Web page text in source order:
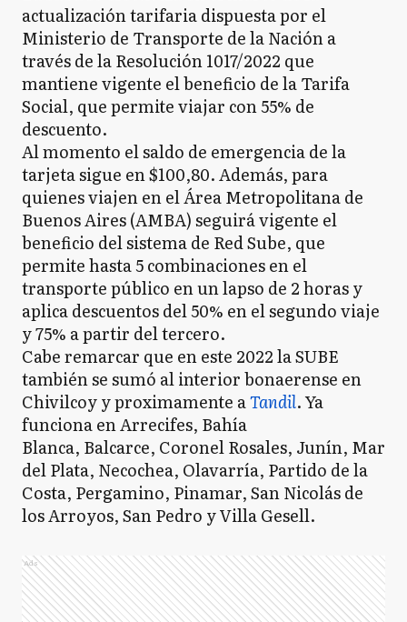
actualización tarifaria dispuesta por el
Ministerio de Transporte de la Nación a
través de la Resolución 1017/2022 que
mantiene vigente el beneficio de la Tarifa
Social, que permite viajar con 55% de
descuento.
Al momento el saldo de emergencia de la
tarjeta sigue en $100,80. Además, para
quienes viajen en el Área Metropolitana de
Buenos Aires (AMBA) seguirá vigente el
beneficio del sistema de Red Sube, que
permite hasta 5 combinaciones en el
transporte público en un lapso de 2 horas y
aplica descuentos del 50% en el segundo viaje
y 75% a partir del tercero.
Cabe remarcar que en este 2022 la SUBE
también se sumó al interior bonaerense en
Chivilcoy y proximamente aTandil. Ya
funciona en Arrecifes, Bahía
Blanca, Balcarce, Coronel Rosales, Junín, Mar
del Plata, Necochea, Olavarría, Partido de la
Costa, Pergamino, Pinamar, San Nicolás de
los Arroyos, San Pedro y Villa Gesell.
Ads